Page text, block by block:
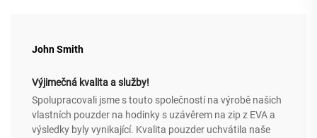
John Smith
Výjimečná kvalita a služby!
Spolupracovali jsme s touto společností na výrobě našich
vlastních pouzder na hodinky s uzávěrem na zip z EVA a
výsledky byly vynikající. Kvalita pouzder uchvátila naše